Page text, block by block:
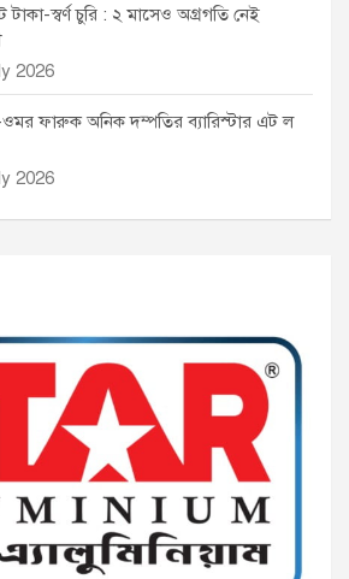
টাকা-স্বর্ণ চুরি : ২ মাসেও অগ্রগতি নেই
2026
ওমর ফারুক অনিক দম্পতির ব্যারিস্টার এট ল
2026